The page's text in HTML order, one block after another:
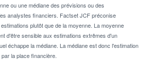
ou une médiane des prévisions ou des
analystes financiers. Factset JCF préconise
plutôt que de la moyenne. La moyenne
d'être sensible aux estimations extrêmes d'un
échappe la médiane. La médiane est donc l'estimation
la place financière.